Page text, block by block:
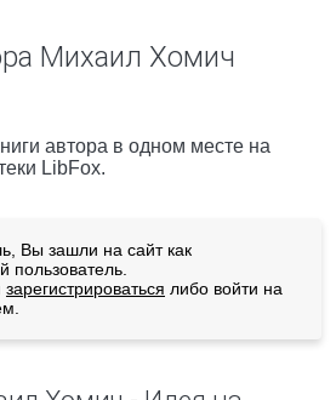
Михаил Хомич
автора в одном месте на
LibFox.
Вы зашли на сайт как
пользователь.
зарегистрироваться либо войти на